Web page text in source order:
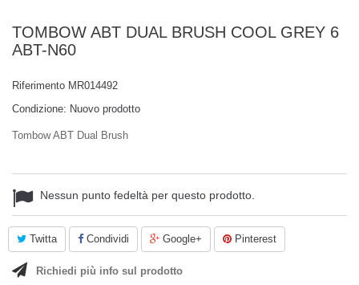
TOMBOW ABT DUAL BRUSH COOL GREY 6
ABT-N60
Riferimento MR014492
Condizione: Nuovo prodotto
Tombow ABT Dual Brush
Nessun punto fedeltà per questo prodotto.
Twitta Condividi Google+ Pinterest
Richiedi più info sul prodotto